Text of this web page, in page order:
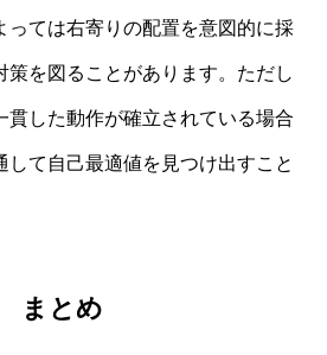
っては右寄りの配置を意図的に採
策を図ることがあります。ただし
貫した動作が確立されている場合
して自己最適値を見つけ出すこと
まとめ